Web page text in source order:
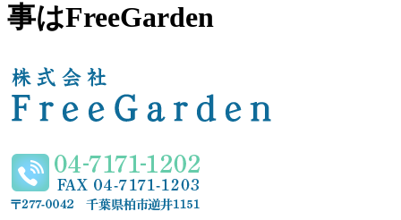
事はFreeGarden